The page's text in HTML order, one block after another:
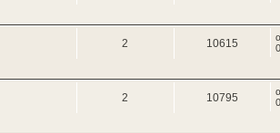
2 10615
2 10795